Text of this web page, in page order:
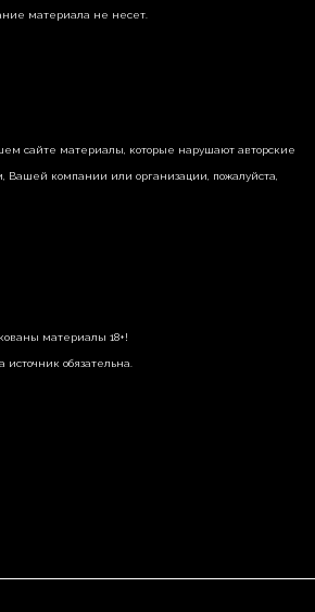
материала не несет.
сайте материалы, которые нарушают авторские
компании или организации, пожалуйста,
материалы 18+!
обязательна.